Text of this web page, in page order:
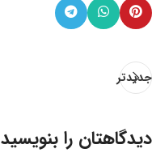
جدیدتر
دیدگاهتان را بنویسید